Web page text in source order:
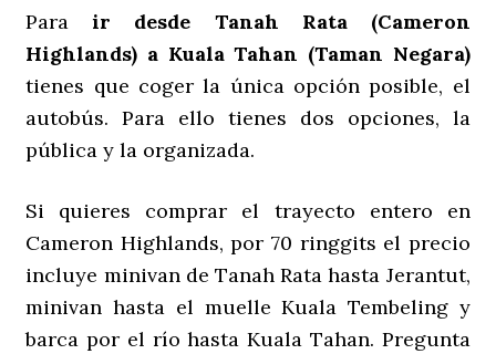
Parair desde Tanah Rata (Cameron
Highlands) a Kuala Tahan (Taman Negara)
tienes que coger la única opción posible, el
autobús. Para ello tienes dos opciones, la
pública y la organizada.
Si quieres comprar el trayecto entero en
Cameron Highlands, por 70 ringgits el precio
incluye minivan de Tanah Rata hasta Jerantut,
minivan hasta el muelle Kuala Tembeling y
barca por el río hasta Kuala Tahan. Pregunta